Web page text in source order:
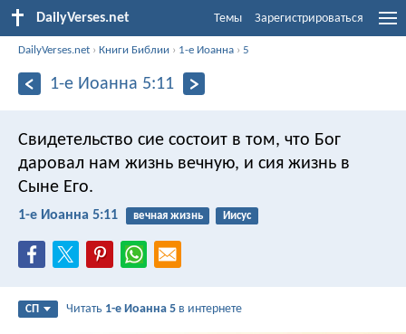
DailyVerses.net Темы Зарегистрироваться
DailyVerses.net ›Книги Библии › 1-е Иоанна ›5
1-е Иоанна 5:11
Свидетельство сие состоит в том, что Бог
даровал нам жизнь вечную, и сия жизнь в
Сыне Его.
1-е Иоанна 5:11 вечная жизнь Иисус
СП Читать 1-е Иоанна 5 в интернете